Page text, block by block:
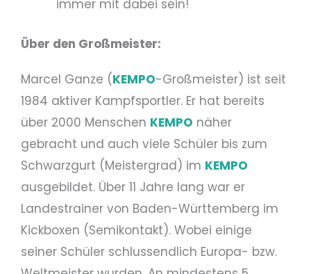
immer mit dabei sein!
Über den Großmeister:
Marcel Ganze (KEMPO-Großmeister) ist seit
1984 aktiver Kampfsportler. Er hat bereits
über 2000 Menschen KEMPO näher
gebracht und auch viele Schüler bis zum
Schwarzgurt (Meistergrad) im KEMPO
ausgebildet. Über 11 Jahre lang war er
Landestrainer von Baden-Württemberg im
Kickboxen (Semikontakt). Wobei einige
seiner Schüler schlussendlich Europa- bzw.